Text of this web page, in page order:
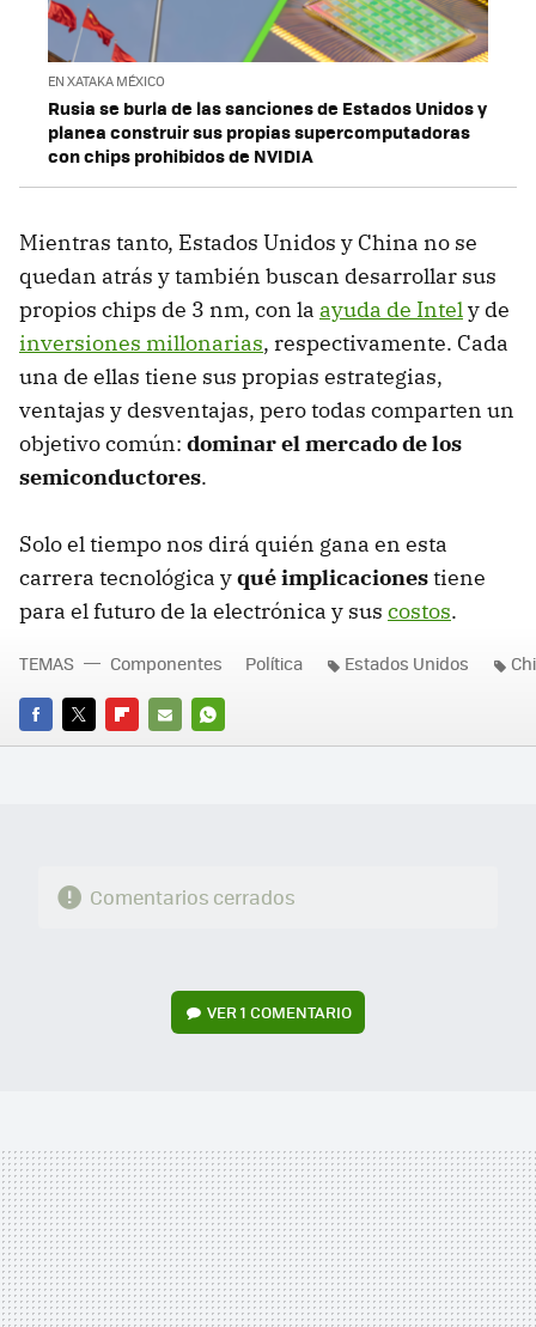
EN XATAKA MÉXICO
Rusia se burla de las sanciones de Estados Unidos y
planea construir sus propias supercomputadoras
con chips prohibidos de NVIDIA
Mientras tanto, Estados Unidos y China no se
quedan atrás y también buscan desarrollar sus
propios chips de 3 nm, con la ayuda de Intely de
inversiones millonarias, respectivamente. Cada
una de ellas tiene sus propias estrategias,
ventajas y desventajas, pero todas comparten un
objetivo común: dominar el mercado de los
semiconductores.
Solo el tiempo nos dirá quién gana en esta
carrera tecnológica yqué implicacionestiene
para el futuro de la electrónica y sus costos.
FACEBOOK
TWITTERFLIPBOARD
E-
WHATSAPP
TEMAS Componentes Política Estados Unidos
Comentarios cerrados
VER1 COMENTARIO